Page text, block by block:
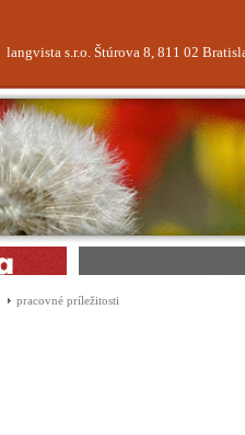
langvista s.r.o. Štúrova 8, 811 02
pracovné príležitosti